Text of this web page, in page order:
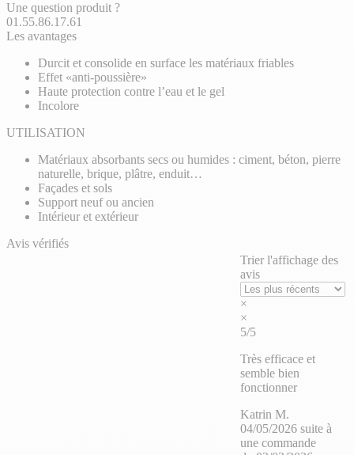
Une question produit ?
01.55.86.17.61
Les avantages
Durcit et consolide en surface les matériaux friables
Effet «anti-poussière»
Haute protection contre l’eau et le gel
Incolore
UTILISATION
Matériaux absorbants secs ou humides : ciment, béton, pierre
naturelle, brique, plâtre, enduit…
Façades et sols
Support neuf ou ancien
Intérieur et extérieur
Avis vérifiés
Trier l'affichage des
avis
×
×
5/5
Très efficace et
semble bien
fonctionner
Katrin M.
04/05/2026 suite à
une commande